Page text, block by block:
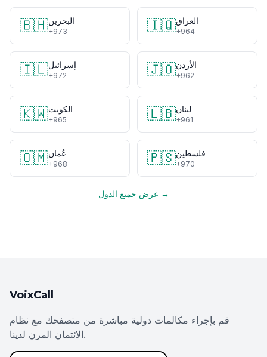
🇧🇭البحرين
+973 🇮🇶العراق
+964
🇮🇱إسرائيل
+972 🇯🇴الأردن
+962
🇰🇼الكويت
+965 🇱🇧لبنان
+961
🇴🇲عُمان
+968 🇵🇸فلسطين
+970
عرض جميع الدول →
VoixCall
قم بإجراء مكالمات دولية مباشرة من متصفحك مع نظام
الائتمان المرن لدينا.